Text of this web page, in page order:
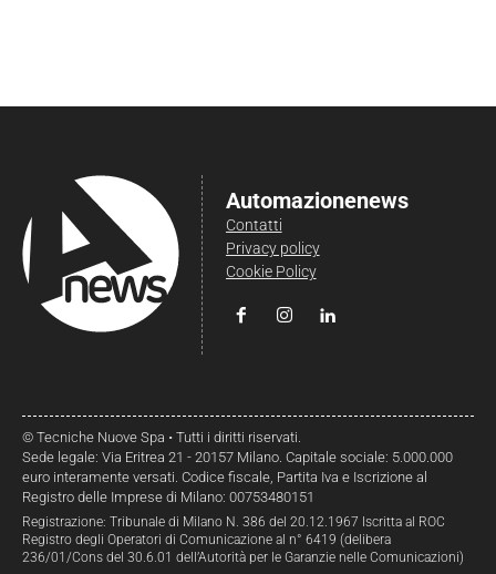
Automazionenews
Contatti
Privacy policy
Cookie Policy
© Tecniche Nuove Spa • Tutti i diritti riservati.
Sede legale: Via Eritrea 21 - 20157 Milano. Capitale sociale: 5.000.000
euro interamente versati. Codice fiscale, Partita Iva e Iscrizione al
Registro delle Imprese di Milano: 00753480151
Registrazione: Tribunale di Milano N. 386 del 20.12.1967 Iscritta al ROC
Registro degli Operatori di Comunicazione al n° 6419 (delibera
236/01/Cons del 30.6.01 dell’Autorità per le Garanzie nelle Comunicazioni)